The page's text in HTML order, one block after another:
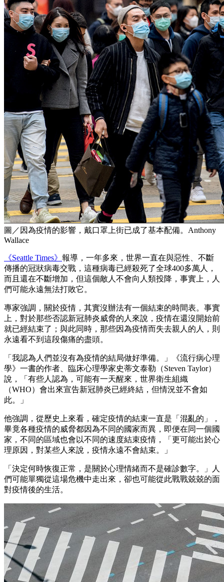
圖／因為疫情的影響，戴口罩上街已成了基本配備。Anthony
Wallace
《Seattle Times》 報導，一年多來，世界一直在與惡性、不斷
傳播的冠狀病毒交戰，這種病毒已經殺死了全球400多萬人，
而且還在不斷增加，但這個敵人不會向人類投降，事實上，人
們可能永遠無法打敗它。
專家強調，關於疫情，其實沒辦法有一個結束的時間表。事實
上，對於那些否認新冠肺炎威脅的人來說，疫情在還沒開始前
就已經結束了；與此同時，那些因為疫情而失去親人的人，則
永遠看不到這段傷痛的盡頭。
「我認為人們並沒有為疫情的結局做好準備。」《流行病心理
學》一書的作者、臨床心理學家史蒂文泰勒（Steven Taylor）
說，「有些人認為，可能有一天醒來，世界衛生組織
（WHO）會出來宣告新冠肺炎已經終結，但情況並不會如
此。」
他強調，從歷史上來看，確定疫情的結束一直是「混亂的」，
畢竟各種疫情的威脅都因為不同的國家而異，即便在同一個國
家，不同的區域也會以不同的速度結束疫情，「更可能出於心
理原因，對某些人來說，疫情永遠不會結束。」
「決定何時恢復正常，是關於心理情緒而不是確診數字。」人
們可能單獨從這場危機中走出來，卻也可能從此戰戰兢兢的面
對疫情後的生活。